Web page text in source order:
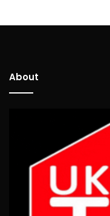
About